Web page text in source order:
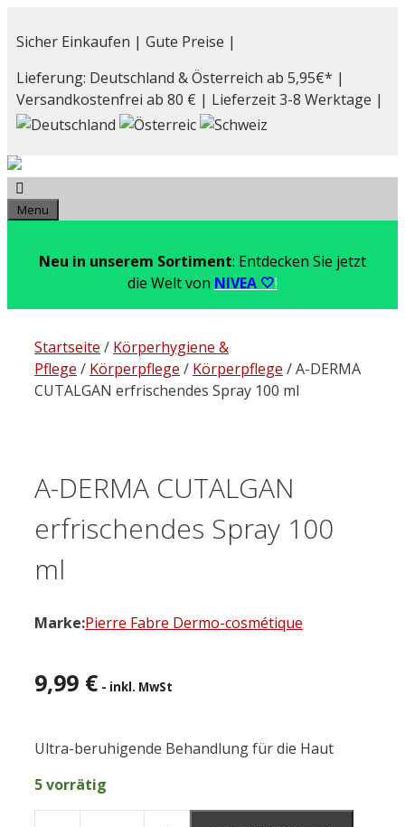
Inhalt
Sicher Einkaufen | Gute Preise |
Lieferung: Deutschland & Österreich ab 5,95€* |
Versandkostenfrei ab 80 € | Lieferzeit 3-8 Werktage |
Menu
Neu in unserem Sortiment: Entdecken Sie jetzt
die Welt von NIVEA 🤍!
Startseite / Körperhygiene &
Pflege / Körperpflege / Körperpflege / A-DERMA
CUTALGAN erfrischendes Spray 100 ml
A-DERMA CUTALGAN
erfrischendes Spray 100
ml
Marke:Pierre Fabre Dermo-cosmétique
9,99 € - inkl. MwSt
Ultra-beruhigende Behandlung für die Haut
5 vorrätig